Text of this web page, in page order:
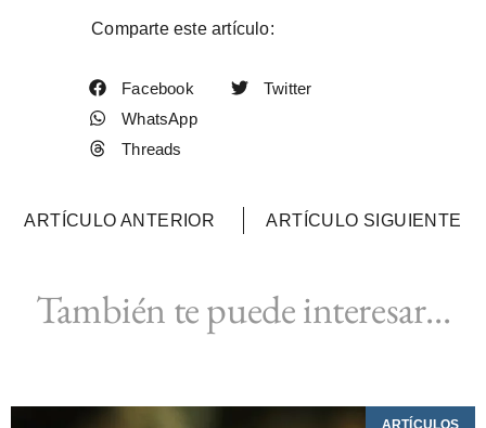
Comparte este artículo:
Facebook
Twitter
WhatsApp
Threads
ARTÍCULO ANTERIOR ARTÍCULO SIGUIENTE
También te puede interesar...
ARTÍCULOS